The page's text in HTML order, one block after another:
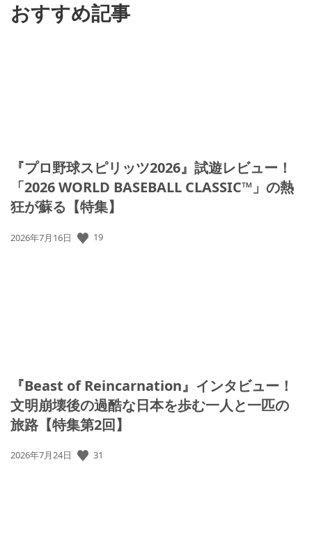
おすすめ記事
『プロ野球スピリッツ2026』試遊レビュー！
「2026 WORLD BASEBALL CLASSIC™」の熱
狂が蘇る【特集】
公
2026年7月16日 19
『Beast of Reincarnation』インタビュー！
文明崩壊後の過酷な日本を歩む一人と一匹の
旅路【特集第2回】
公
2026年7月24日 31